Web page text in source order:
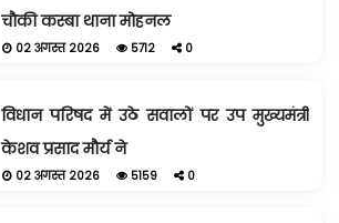
चौकी कस्बा थाना मोहनल
02 अगस्त 2026 5712 0
विधान परिषद में उठे सवालों पर उप मुख्यमंत्री
केशव प्रसाद मौर्य ने
02 अगस्त 2026 5159 0